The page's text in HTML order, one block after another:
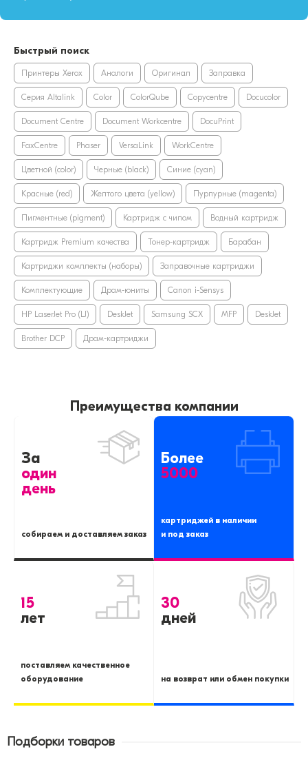
Быстрый поиск
Принтеры Xerox Аналоги Оригинал Заправка
Серия Altalink Color ColorQube Copycentre Docucolor
Document Centre Document Workcentre DocuPrint
FaxCentre Phaser VersaLink WorkCentre
Цветной (color) Черные (black) Синие (cyan)
Красные (red) Желтого цвета (yellow) Пурпурные (magenta)
Пигментные (pigment) Картридж с чипом Водный картридж
Картридж Premium качества Тонер-картридж Барабан
Картриджи комплекты (наборы) Заправочные картриджи
Комплектующие Драм-юниты Canon i-Sensys
HP LaserJet Pro (LJ) DeskJet Samsung SCX MFP DeskJet
Brother DCP Драм-картриджи
Преимущества компании
За
один
день
собираем и доставляем заказ
Более
5000
картриджей в наличии
и под заказ
15
лет
поставляем качественное
оборудование
30
дней
на возврат или обмен покупки
Подборки товаров